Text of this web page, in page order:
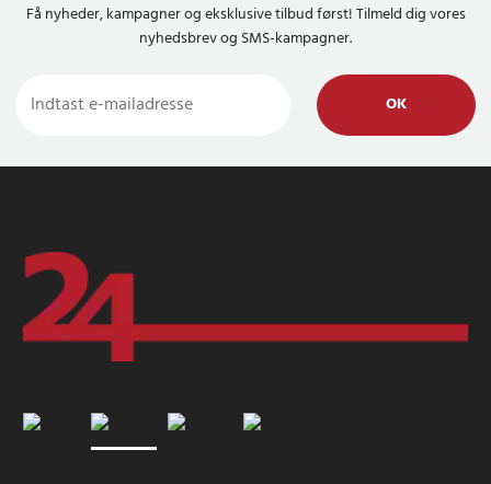
Få nyheder, kampagner og eksklusive tilbud først! Tilmeld dig vores
nyhedsbrev og SMS-kampagner.
OK